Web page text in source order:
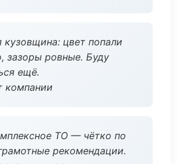
кузовщина: цвет попали
зазоры ровные. Буду
ещё.
компании
ТО — чётко по
рекомендации.